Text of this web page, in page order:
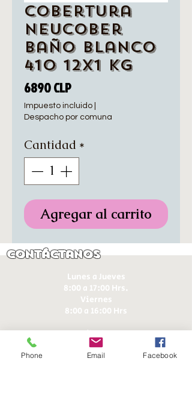
Cobertura
Neucober
Baño blanco
410 12x1 Kg
6890 CLPPrecio
Impuesto incluido
Despacho por comuna
Cantidad *
Agregar al carrito
Contáctanos
Lunes a Jueves
8:00 a 17:00 Hrs.
Viernes
8:00 a 16:00 Hrs​
Sábados
9:00 a 16:30 Hrs
Domingos
Phone Email Facebook